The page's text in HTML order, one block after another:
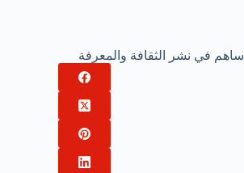
ساهم في نشر الثقافة والمعرفة